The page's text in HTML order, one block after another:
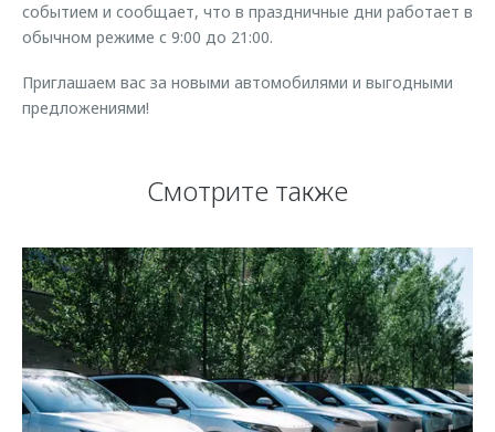
событием и сообщает, что в праздничные дни работает в
обычном режиме с 9:00 до 21:00.
Приглашаем вас за новыми автомобилями и выгодными
предложениями!
Смотрите также